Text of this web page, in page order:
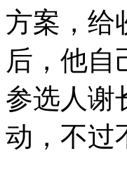
方案，给
后，他自
参选人谢
动，不过